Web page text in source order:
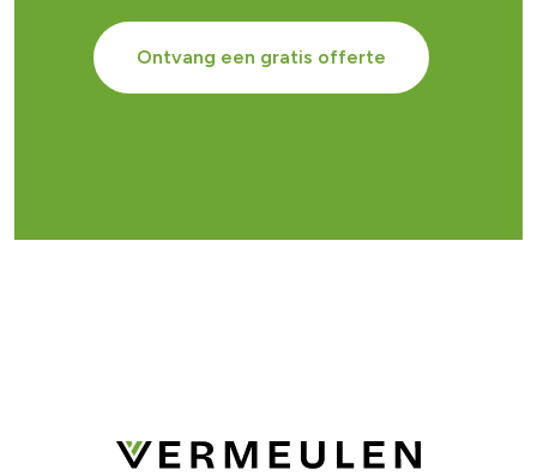
Ontvang een gratis offerte